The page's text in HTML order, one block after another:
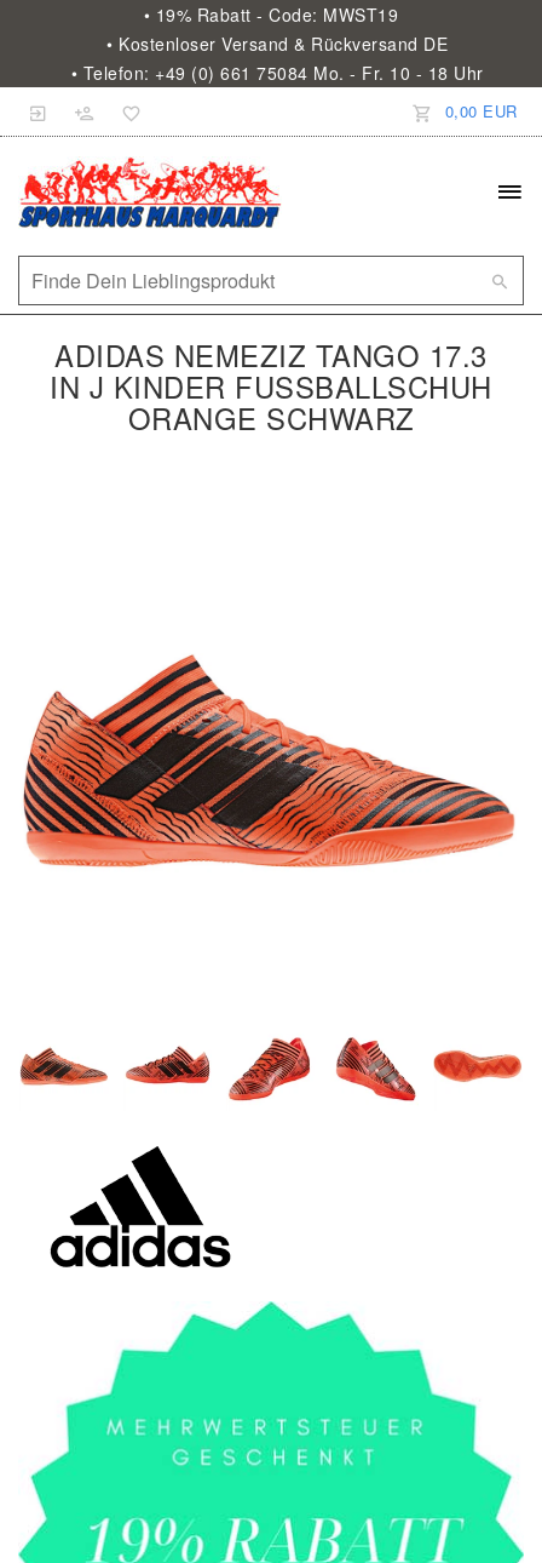
• 19% Rabatt - Code: MWST19
• Kostenloser Versand & Rückversand DE
• Telefon: +49 (0) 661 75084 Mo. - Fr. 10 - 18 Uhr
0,00 EUR
ADIDAS NEMEZIZ TANGO 17.3
IN J KINDER FUSSBALLSCHUH O
RANGE SCHWARZ